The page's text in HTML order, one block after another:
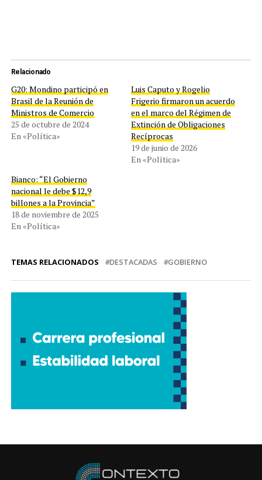
Relacionado
G20: Mondino participó en
Brasil de la Reunión de
Ministros de Comercio
25 de octubre de 2024
En «Política»
Luis Caputo y Rogelio
Frigerio firmaron un acuerdo
en el marco del Régimen de
Extinción de Obligaciones
Recíprocas
19 de junio de 2026
En «Política»
Bianco: “El Gobierno
nacional le debe $12,9
billones a la Provincia”
18 de noviembre de 2025
En «Política»
TEMAS RELACIONADOS DESTACADAS GOBIERNO